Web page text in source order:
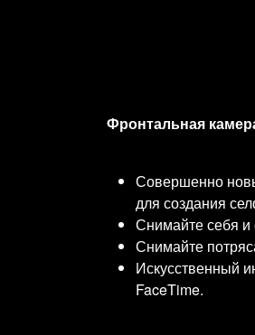
Фронтальная
Совершенно
для создания
Снимайте себя
Снимайте
Искусственный
FaceTime.